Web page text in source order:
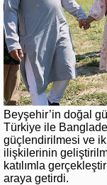
Beyşehir’in doğal
Türkiye ile
güçlendirilmesi ve
ilişkilerinin
katılımla
araya getirdi.